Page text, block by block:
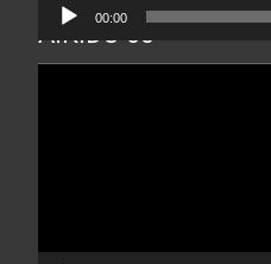
00:00
AIKIDO 60